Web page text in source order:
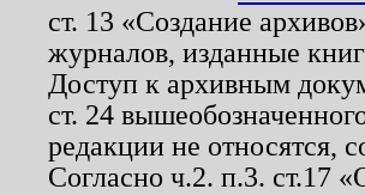
ст. 13 «Создание
журналов, изданные
Доступ к архивным
ст. 24
редакции не относятся,
Согласно ч.2. п.3. ст.17